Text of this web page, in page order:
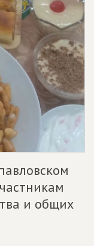
и общих